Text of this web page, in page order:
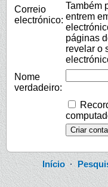
Correio
electrónico:
Também
entrem
páginas
revelar o
Nome
verdadeiro:
Início·